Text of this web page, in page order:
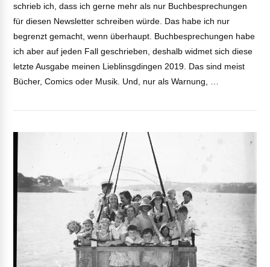
VIEW POST
schrieb ich, dass ich gerne mehr als nur Buchbesprechungen
für diesen Newsletter schreiben würde. Das habe ich nur
begrenzt gemacht, wenn überhaupt. Buchbesprechungen habe
ich aber auf jeden Fall geschrieben, deshalb widmet sich diese
letzte Ausgabe meinen Lieblinsgdingen 2019. Das sind meist
Bücher, Comics oder Musik. Und, nur als Warnung, …